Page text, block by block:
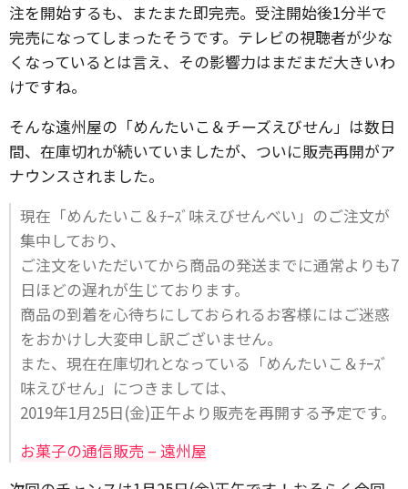
注を開始するも、またまた即完売。受注開始後1分半で
完売になってしまったそうです。テレビの視聴者が少な
くなっているとは言え、その影響力はまだまだ大きいわ
けですね。
そんな遠州屋の「めんたいこ＆チーズえびせん」は数日
間、在庫切れが続いていましたが、ついに販売再開がア
ナウンスされました。
現在「めんたいこ＆ﾁｰｽﾞ味えびせんべい」のご注文が
集中しており、
ご注文をいただいてから商品の発送までに通常よりも7
日ほどの遅れが生じております。
商品の到着を心待ちにしておられるお客様にはご迷惑
をおかけし大変申し訳ございません。
また、現在在庫切れとなっている「めんたいこ＆ﾁｰｽﾞ
味えびせん」につきましては、
2019年1月25日(金)正午より販売を再開する予定です。
お菓子の通信販売 – 遠州屋